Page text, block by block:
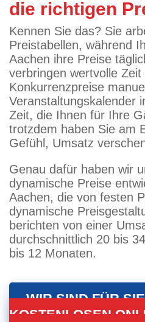
die richtigen
Kennen Sie das? Sie
Preistabellen, während
Aachen ihre Preise
verbringen wertvolle Zeit
Konkurrenzpreise
Veranstaltungskalender
Zeit, die Ihnen für Ihre
trotzdem haben Sie am
Gefühl, Umsatz
Genau dafür haben wir
dynamische Preise
Aachen, die von festen
dynamische
berichten von einer
durchschnittlich 20 bis
bis 12 Monaten.
WIR SIND FÜR
KOSTENLOSEN